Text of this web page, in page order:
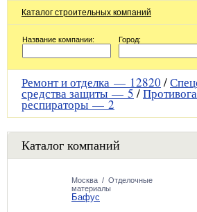
Каталог строительных компаний
Название компании: Город:
Ремонт и отделка — 12820 /
средства защиты —5/
респираторы —2
Каталог компаний
Москва / Отделочные
материалы
Бафус